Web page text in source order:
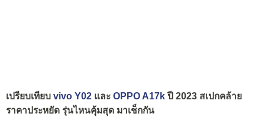
เปรียบเทียบ vivo Y02 และ OPPO A17kปี 2023 สเปกคล้าย
ราคาประหยัด รุ่นไหนคุ้มสุด มาเช็กกัน